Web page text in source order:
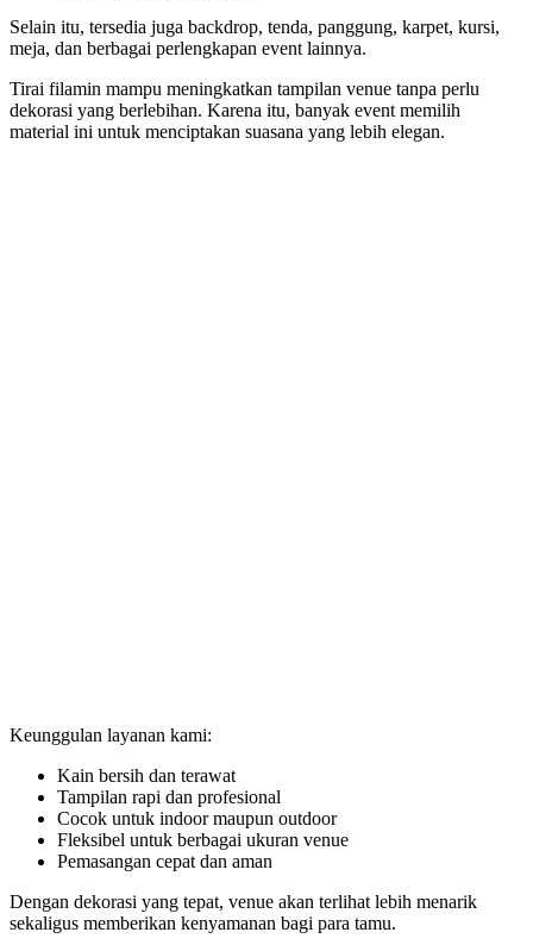
Selain itu, tersedia juga backdrop, tenda, panggung, karpet, kursi,
meja, dan berbagai perlengkapan event lainnya.
Tirai filamin mampu meningkatkan tampilan venue tanpa perlu
dekorasi yang berlebihan. Karena itu, banyak event memilih
material ini untuk menciptakan suasana yang lebih elegan.
Keunggulan layanan kami:
Kain bersih dan terawat
Tampilan rapi dan profesional
Cocok untuk indoor maupun outdoor
Fleksibel untuk berbagai ukuran venue
Pemasangan cepat dan aman
Dengan dekorasi yang tepat, venue akan terlihat lebih menarik
sekaligus memberikan kenyamanan bagi para tamu.